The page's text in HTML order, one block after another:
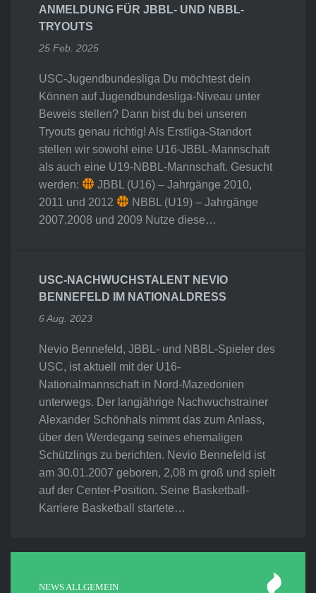
ANMELDUNG FÜR JBBL- UND NBBL-
TRYOUTS
25 Feb. 2025
USC-Jugendbundesliga Du möchtest dein
Können auf Jugendbundesliga-Niveau unter
Beweis stellen? Dann bist du bei unseren
Tryouts genau richtig! Als Erstliga-Standort
stellen wir sowohl eine U16-JBBL-Mannschaft
als auch eine U19-NBBL-Mannschaft. Gesucht
werden:
JBBL (U16) – Jahrgänge 2010,
2011 und 2012
NBBL (U19) – Jahrgänge
2007,2008 und 2009 Nutze diese…
USC-NACHWUCHSTALENT NEVIO
BENNEFELD IM NATIONALDRESS
6 Aug. 2023
Nevio Bennefeld, JBBL- und NBBL-Spieler des
USC, ist aktuell mit der U16-
Nationalmannschaft in Nord-Mazedonien
unterwegs. Der langjährige Nachwuchstrainer
Alexander Schönhals nimmt das zum Anlass,
über den Werdegang seines ehemaligen
Schützlings zu berichten. Nevio Bennefeld ist
am 30.01.2007 geboren, 2,08 m groß und spielt
auf der Center-Position. Seine Basketball-
Karriere Basketball startete…
NEWS ALLGEMEIN